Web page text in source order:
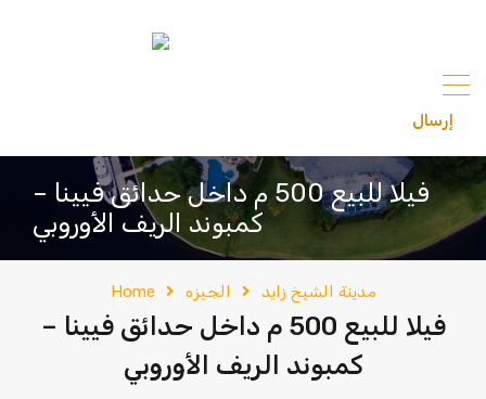
إرسال
فيلا للبيع 500 م داخل حدائق فيينا –
كمبوند الريف الأوروبي
Home الجيزه مدينة الشيخ زايد
فيلا للبيع 500 م داخل حدائق فيينا –
كمبوند الريف الأوروبي